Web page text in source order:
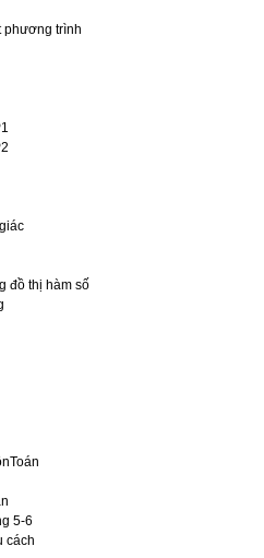
phương trình
đồ thị hàm số
5-6
cách